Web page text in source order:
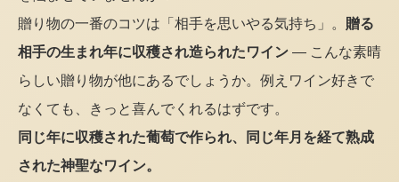
贈り物の一番のコツは「相手を思いやる気持ち」。 贈る
相手の生まれ年に収穫され造られたワイン — こんな素晴
らしい贈り物が他にあるでしょうか。例えワイン好きで
なくても、きっと喜んでくれるはずです。
同じ年に収穫された葡萄で作られ、同じ年月を経て熟成
された神聖なワイン。